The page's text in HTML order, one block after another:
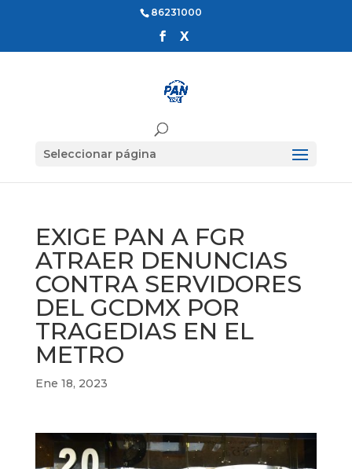
86231000
Seleccionar página
EXIGE PAN A FGR
ATRAER DENUNCIAS
CONTRA SERVIDORES
DEL GCDMX POR
TRAGEDIAS EN EL
METRO
Ene 18, 2023